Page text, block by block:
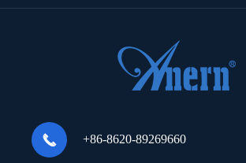
 +86-8620-89269660